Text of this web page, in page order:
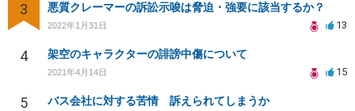
3 悪質クレーマーの訴訟示唆は脅迫・強要に該当するか？
2022年1月31日 13
4 架空のキャラクターの誹謗中傷について
2021年4月14日 15
5 バス会社に対する苦情 訴えられてしまうか